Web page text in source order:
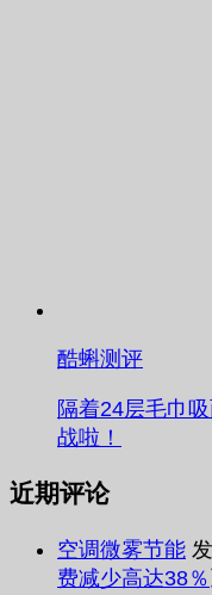
酷蝌测评
隔着24层毛巾
战啦！
近期评论
空调微雾节能
费减少高达38％